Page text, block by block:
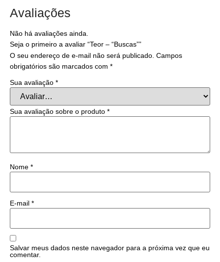
Avaliações
Não há avaliações ainda.
Seja o primeiro a avaliar “Teor – “Buscas””
O seu endereço de e-mail não será publicado. Campos
obrigatórios são marcados com *
Sua avaliação *
Sua avaliação sobre o produto *
Nome *
E-mail *
Salvar meus dados neste navegador para a próxima vez que eu
comentar.